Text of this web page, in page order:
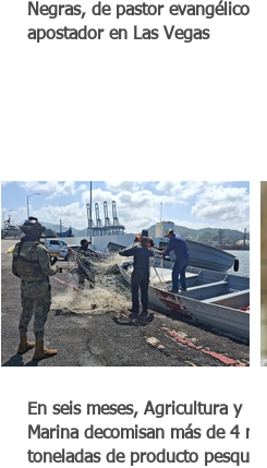
Negras, de pastor evangélico a
apostador en Las Vegas
En seis meses, Agricultura y
Marina decomisan más de 4 mil
toneladas de producto pesquero